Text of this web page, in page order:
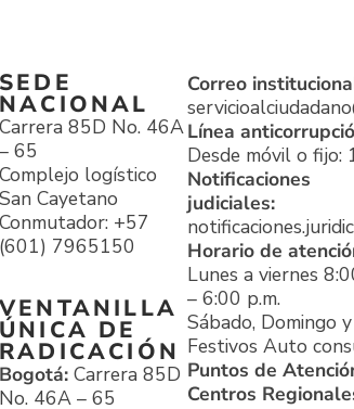
SEDE
NACIONAL
Carrera 85D No. 46A
– 65
Complejo logístico
San Cayetano
Conmutador: +57
(601) 7965150
VENTANILLA
ÚNICA DE
RADICACIÓN
Bogotá: Carrera 85D
No. 46A – 65
Correo
Línea
Desde móvil o fijo:
Notificaciones
judiciales:
Horario de
Lunes a viernes
– 6:00 p.m.
Sábado, Domingo y
Festivos Auto
Puntos de
Centros